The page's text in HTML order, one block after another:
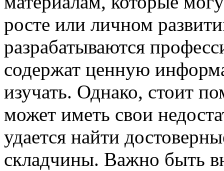
росте или личном
разрабатываются
содержат ценную
изучать. Однако, стоит
может иметь свои
удается найти
складчины. Важно быть